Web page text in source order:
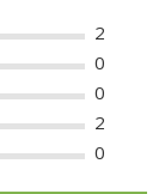
2
0
0
2
0